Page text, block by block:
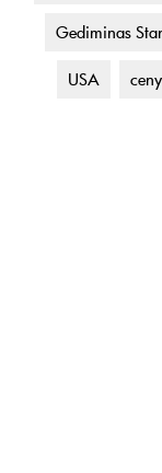
Gediminas
USA